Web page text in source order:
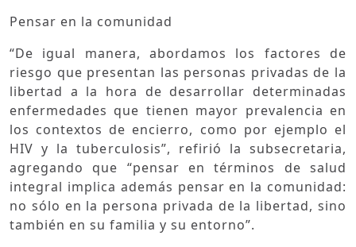
Pensar en la comunidad
“De igual manera, abordamos los factores de
riesgo que presentan las personas privadas de la
libertad a la hora de desarrollar determinadas
enfermedades que tienen mayor prevalencia en
los contextos de encierro, como por ejemplo el
HIV y la tuberculosis”, refirió la subsecretaria,
agregando que “pensar en términos de salud
integral implica además pensar en la comunidad:
no sólo en la persona privada de la libertad, sino
también en su familia y su entorno”.